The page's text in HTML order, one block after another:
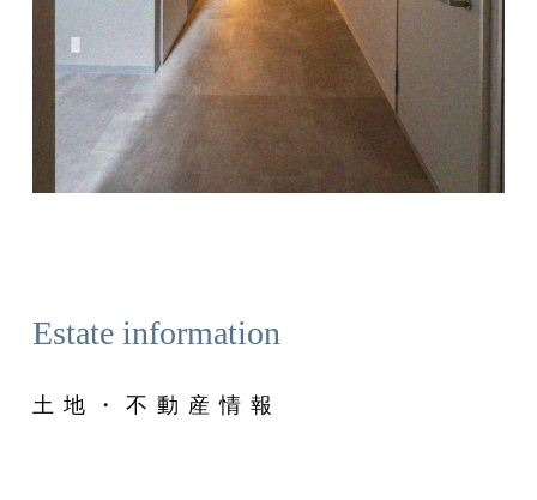
Estate information
土地・不動産情報